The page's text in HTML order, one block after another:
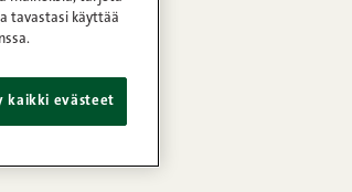
tavastasi käyttää
kaikki evästeet